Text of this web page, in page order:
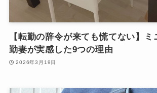
【転勤の辞令が来ても慌てない】
勤妻が実感した9つの理由
2026年3月19日